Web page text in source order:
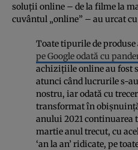
soluții online – de la filme la
cuvântul „online” – au urcat cu
Toate tipurile de
pe Google odată cu
achizițiile online au fost
atunci când lucrurile s-
nostru, iar odată cu
transformat în
anului 2021
martie anul trecut, cu
‘an la an’ ridicate, pe